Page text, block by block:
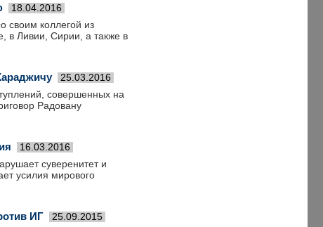
18.04.2016
своим коллегой из
в Ливии, Сирии, а также в
25.03.2016
совершенных на
Радовану
16.03.2016
суверенитет и
усилия мирового
ИГ 25.09.2015